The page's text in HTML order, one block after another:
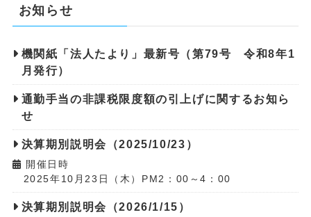
お知らせ
機関紙「法人たより」最新号（第79号 令和8年1
月発行）
通勤手当の非課税限度額の引上げに関するお知ら
せ
決算期別説明会（2025/10/23）
開催日時
2025年10月23日（木）PM2：00～4：00
決算期別説明会（2026/1/15）